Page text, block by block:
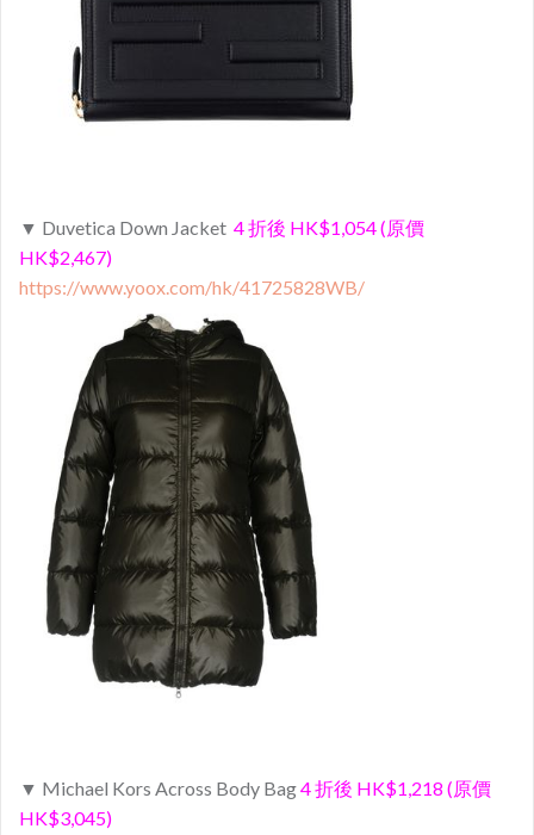
▼ Duvetica Down Jacket 4 折後 HK$1,054 (原價
HK$2,467)
https://www.yoox.com/hk/41725828WB/
▼ Michael Kors Across Body Bag4 折後 HK$1,218 (原價
HK$3,045)